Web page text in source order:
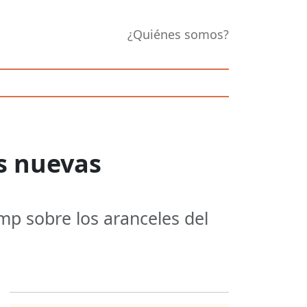
¿Quiénes somos?
nuevas
sobre los aranceles del